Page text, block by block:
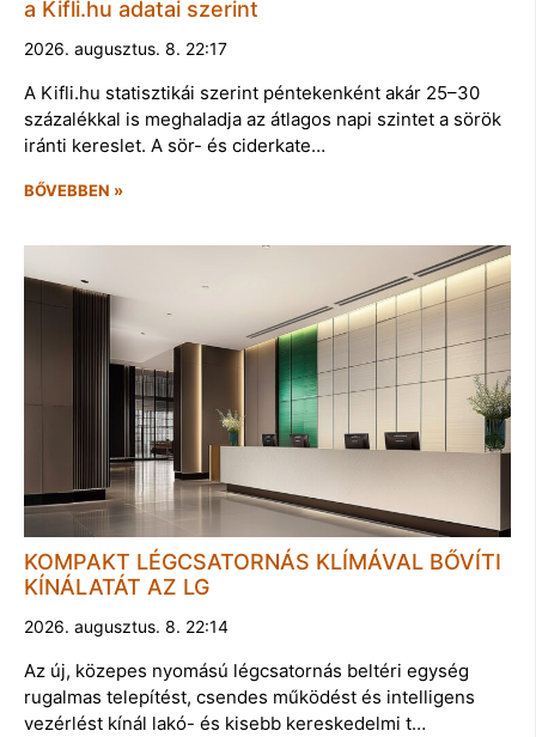
a Kifli.hu adatai szerint
2026. augusztus. 8. 22:17
A Kifli.hu statisztikái szerint péntekenként akár 25–30
százalékkal is meghaladja az átlagos napi szintet a sörök
iránti kereslet. A sör- és ciderkate…
BŐVEBBEN »
KOMPAKT LÉGCSATORNÁS KLÍMÁVAL BŐVÍTI
KÍNÁLATÁT AZ LG
2026. augusztus. 8. 22:14
Az új, közepes nyomású légcsatornás beltéri egység
rugalmas telepítést, csendes működést és intelligens
vezérlést kínál lakó- és kisebb kereskedelmi t…